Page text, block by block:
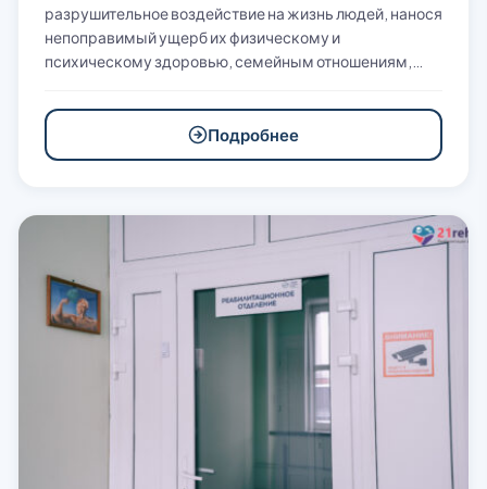
разрушительное воздействие на жизнь людей, нанося
непоправимый ущерб их физическому и
психическому здоровью, семейным отношениям,…
Подробнее